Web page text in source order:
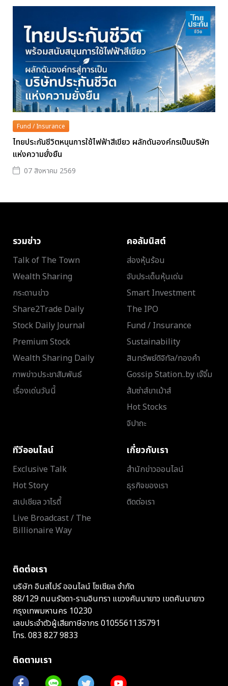
Fund / Insurance
ไทยประกันชีวิตหนุนการใช้ไฟฟ้าสีเขียว ผลักดันองค์กรเป็นบริษัท
แห่งความยั่งยืน
07 สิงหาคม 2569
รวมข่าว
Talk of The Town
Wealth Sharing
กระดานข่าว
Share2Trade Daily
Stock Daily Journal
Premium Stock
Wealth Sharing Daily
ภาพข่าวประชาสัมพันธ์
เรื่องเด่นวันนี้
คอลัมนิสต์
ส่องหุ้นร้อน
จับประเด็นหุ้นเด่น
Smart Investment
The IPO
Fund / Insurance
Sustainability
สินทรัพย์ดิจิทัล/ทองคำ
Gossip Station..by เจ๊จิ๋ม
ส้มซ่าส์ขาเม้าส์
Hot Stocks
จิปาถะ
ทีวีออนไลน์
Exclusive Talk
Hot Story
สเปเชียล วาไรตี้
Live Broadcast / The
Billionaire Way
เกี่ยวกับเรา
สำนักข่าวออนไลน์
ธุรกิจของเรา
ติดต่อเรา
ติดต่อเรา
บริษัท อินสไปร์ ออนไลน์ โซเชียล จำกัด
88/129 ถนนรัชดา-รามอินทรา แขวงคันนายาว เขตคันนายาว
กรุงเทพมหานคร 10230
เลขประจำตัวผู้เสียภาษีอากร 0105561135791
โทร. 083 827 9833
ติดตามเรา